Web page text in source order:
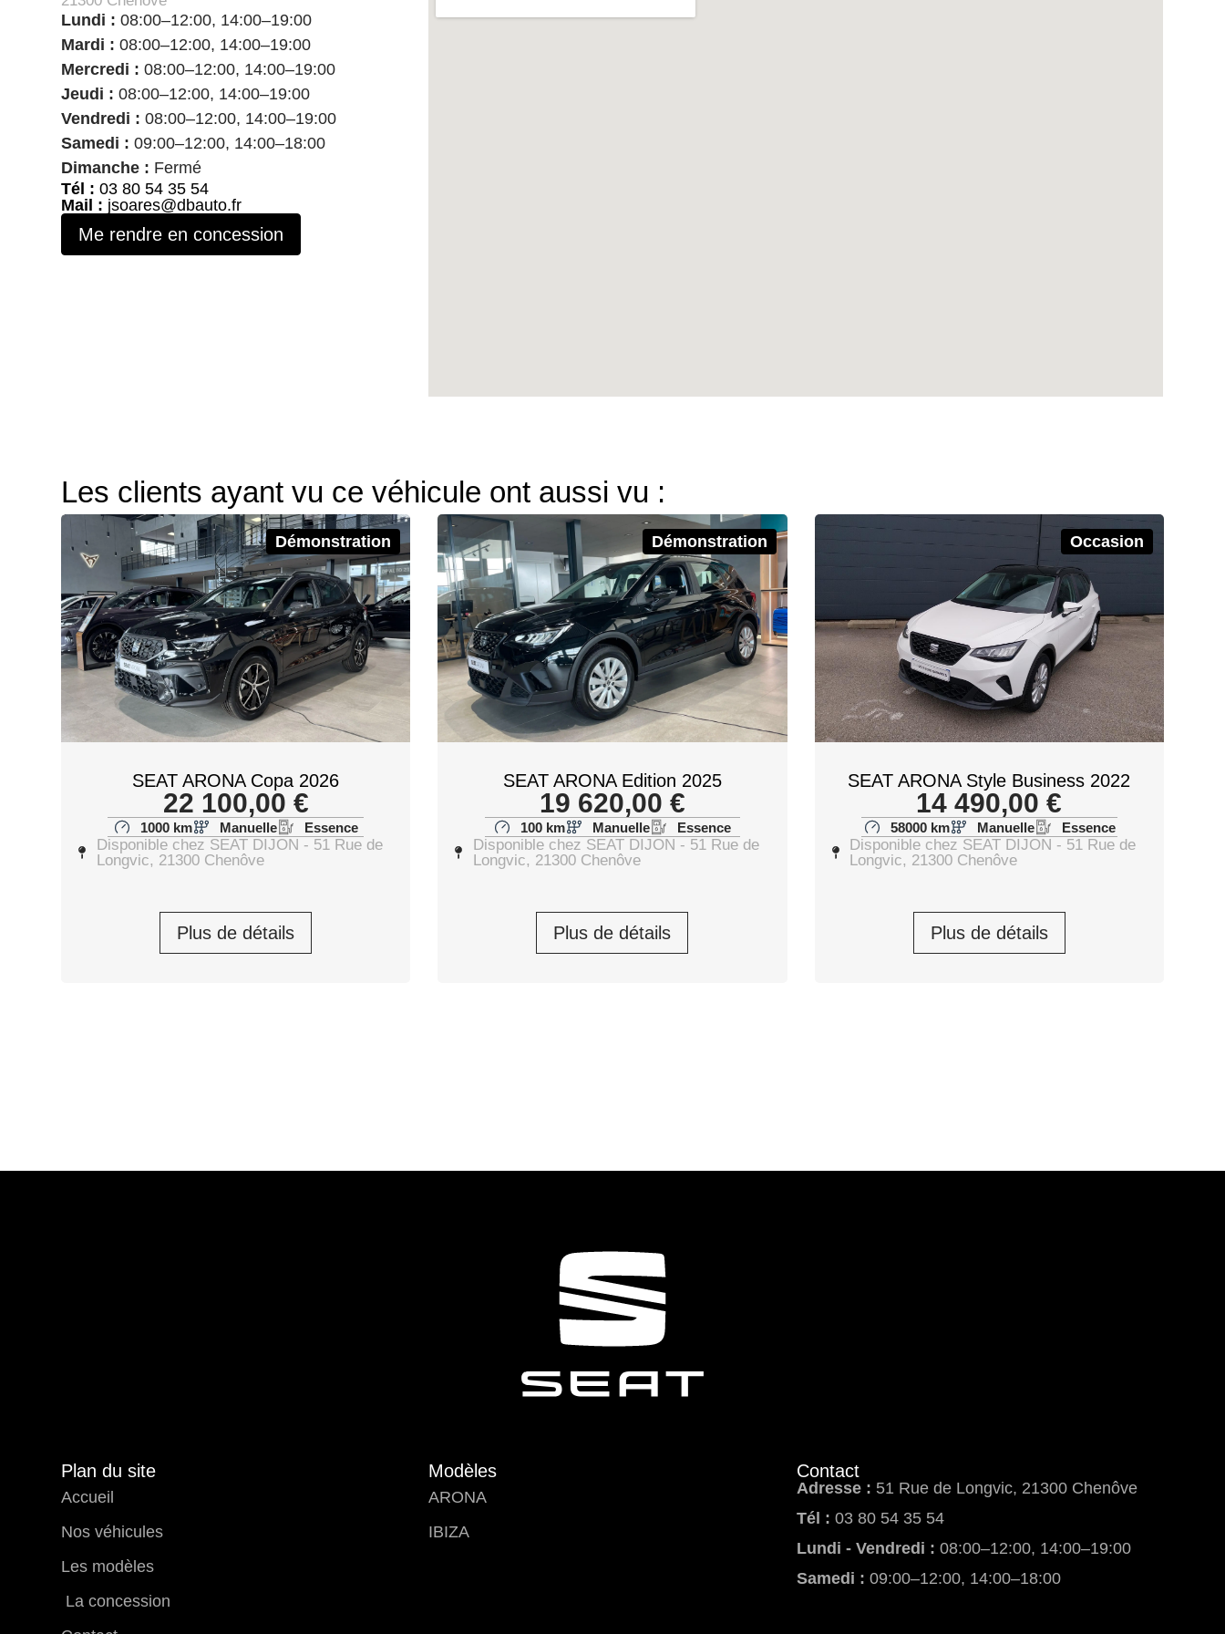
Lundi : 08:00–12:00, 14:00–19:00
Mardi : 08:00–12:00, 14:00–19:00
Mercredi : 08:00–12:00, 14:00–19:00
Jeudi : 08:00–12:00, 14:00–19:00
Vendredi : 08:00–12:00, 14:00–19:00
Samedi : 09:00–12:00, 14:00–18:00
Dimanche : Fermé
Tél : 03 80 54 35 54
Mail : jsoares@dbauto.fr
Me rendre en concession
Les clients ayant vu ce véhicule ont aussi vu :
Démonstration
SEAT ARONA Copa 2026
22 100,00 €
1000 km Manuelle Essence
Disponible chez SEAT DIJON - 51 Rue de
Longvic, 21300 Chenôve
Plus de détails
Démonstration
SEAT ARONA Edition 2025
19 620,00 €
100 km Manuelle Essence
Disponible chez SEAT DIJON - 51 Rue de
Longvic, 21300 Chenôve
Plus de détails
Occasion
SEAT ARONA Style Business 2022
14 490,00€
58000 km Manuelle Essence
Disponible chez SEAT DIJON - 51 Rue de
Longvic, 21300 Chenôve
Plus de détails
Plan du site
Accueil
Nos véhicules
Les modèles
La concession
Modèles
ARONA
IBIZA
Contact
Adresse : 51 Rue de Longvic, 21300 Chenôve
Tél : 03 80 54 35 54
Lundi - Vendredi : 08:00–12:00, 14:00–19:00
Samedi : 09:00–12:00, 14:00–18:00